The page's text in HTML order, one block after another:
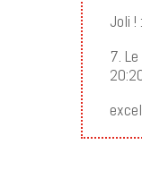
Joli !
7.